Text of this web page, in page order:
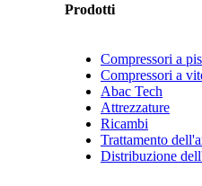
Prodotti
Compressori a
Compressori a
Abac Tech
Attrezzature
Ricambi
Trattamento
Distribuzione